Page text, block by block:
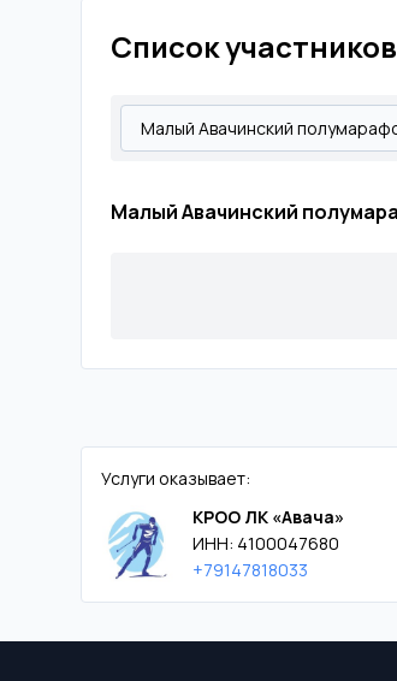
Список участников
Малый Авачинский
Услуги оказывает:
КРОО ЛК «Авача»
ИНН: 4100047680
+79147818033